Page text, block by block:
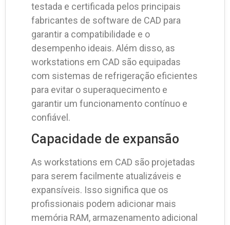
testada e certificada pelos principais
fabricantes de software de CAD para
garantir a compatibilidade e o
desempenho ideais. Além disso, as
workstations em CAD são equipadas
com sistemas de refrigeração eficientes
para evitar o superaquecimento e
garantir um funcionamento contínuo e
confiável.
Capacidade de expansão
As workstations em CAD são projetadas
para serem facilmente atualizáveis e
expansíveis. Isso significa que os
profissionais podem adicionar mais
memória RAM, armazenamento adicional